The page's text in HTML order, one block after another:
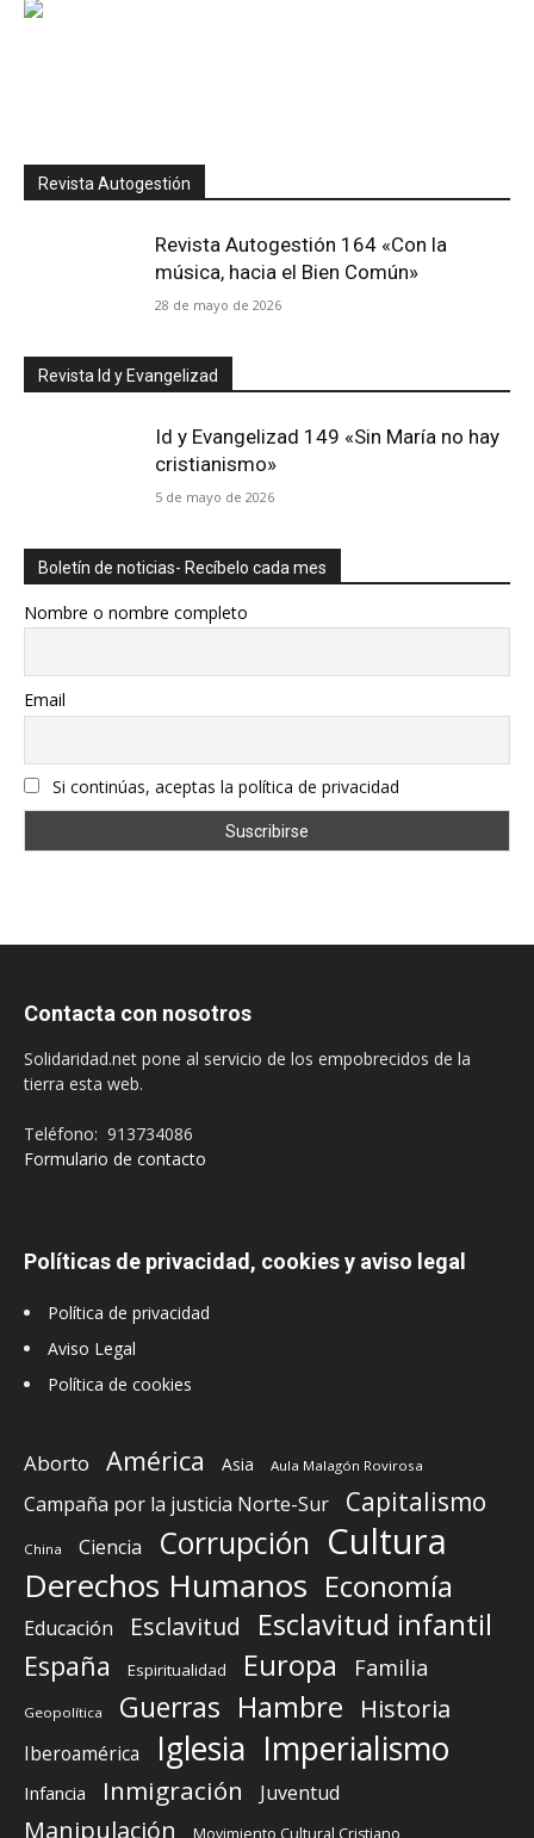
Revista Autogestión
Revista Autogestión 164 «Con la
música, hacia el Bien Común»
28 de mayo de 2026
Revista Id y Evangelizad
Id y Evangelizad 149 «Sin María no hay
cristianismo»
5 de mayo de 2026
Boletín de noticias- Recíbelo cada mes
Nombre o nombre completo
Email
Si continúas, aceptas la política de privacidad
Contacta con nosotros
Solidaridad.net pone al servicio de los empobrecidos de la
tierra esta web.
Teléfono: 913734086
Formulario de contacto
Políticas de privacidad, cookies y aviso legal
Política de privacidad
Aviso Legal
Política de cookies
Aborto América Asia Aula Malagón Rovirosa
Campaña por la justicia Norte-Sur Capitalismo
China Ciencia Corrupción Cultura
Derechos Humanos Economía
Educación Esclavitud Esclavitud infantil
España Espiritualidad Europa Familia
Geopolítica Guerras Hambre Historia
Iberoamérica Iglesia Imperialismo
Infancia Inmigración Juventud
Manipulación